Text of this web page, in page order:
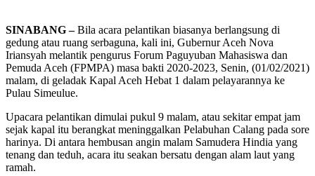
SINABANG –Bila acara pelantikan biasanya berlangsung di
gedung atau ruang serbaguna, kali ini, Gubernur Aceh Nova
Iriansyah melantik pengurus Forum Paguyuban Mahasiswa dan
Pemuda Aceh (FPMPA) masa bakti 2020-2023, Senin, (01/02/2021)
malam, di geladak Kapal Aceh Hebat 1 dalam pelayarannya ke
Pulau Simeulue.
Upacara pelantikan dimulai pukul 9 malam, atau sekitar empat jam
sejak kapal itu berangkat meninggalkan Pelabuhan Calang pada sore
harinya. Di antara hembusan angin malam Samudera Hindia yang
tenang dan teduh, acara itu seakan bersatu dengan alam laut yang
ramah.